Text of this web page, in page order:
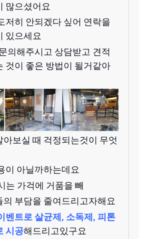
많으셨어요
저히 안되겠다 싶어 연락을
있으세요
의해주시고 상담받고 견적
것이 좋은 방법이 될거같아
아보실 때 걱정되는것이 무엇
이 아닐까하는데요
는 가걱에 거품을 빼
의 부담을 줄여드리고자해요
벤트로 살균제, 소독제, 피톤
시공해드리고있구요